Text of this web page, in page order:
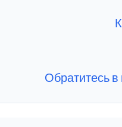
Обратитесь